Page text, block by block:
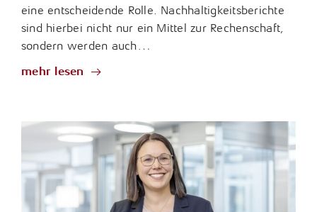
eine entscheidende Rolle. Nachhaltigkeitsberichte
sind hierbei nicht nur ein Mittel zur Rechenschaft,
sondern werden auch…
mehr lesen